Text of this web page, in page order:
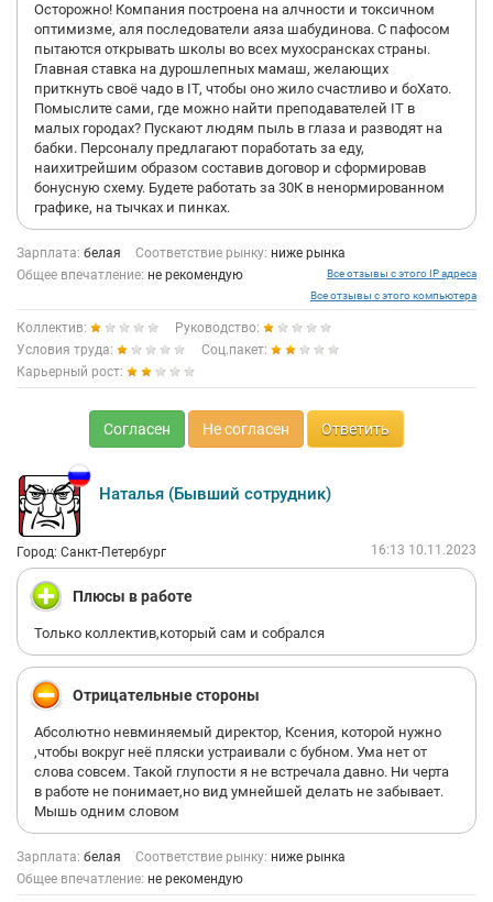
Осторожно! Компания построена на алчности и токсичном
оптимизме, аля последователи аяза шабудинова. С пафосом
пытаются открывать школы во всех мухосрансках страны.
Главная ставка на дурошлепных мамаш, желающих
приткнуть своё чадо в IT, чтобы оно жило счастливо и боХато.
Помыслите сами, где можно найти преподавателей IT в
малых городах? Пускают людям пыль в глаза и разводят на
бабки. Персоналу предлагают поработать за еду,
наихитрейшим образом составив договор и сформировав
бонусную схему. Будете работать за 30К в ненормированном
графике, на тычках и пинках.
Зарплата: белая Соответствие рынку: ниже рынка
Общее впечатление: не рекомендую
Все отзывы с этого IP адреса
Все отзывы с этого компьютера
Коллектив:
Руководство:
Условия труда:
Соц.пакет:
Карьерный рост:
Согласен Не согласен Ответить
Наталья (Бывший сотрудник)
Город: Санкт-Петербург 16:13 10.11.2023
Плюсы в работе
Только коллектив,который сам и собрался
Отрицательные стороны
Абсолютно невминяемый директор, Ксения, которой нужно
,чтобы вокруг неё пляски устраивали с бубном. Ума нет от
слова совсем. Такой глупости я не встречала давно. Ни черта
в работе не понимает,но вид умнейшей делать не забывает.
Мышь одним словом
Зарплата: белая Соответствие рынку: ниже рынка
Общее впечатление: не рекомендую